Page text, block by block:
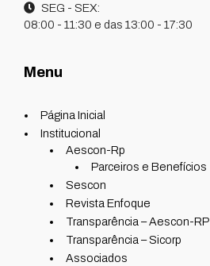
SEG - SEX:
08:00 - 11:30 e das 13:00 - 17:30
Menu
Página Inicial
Institucional
Aescon-Rp
Parceiros e Benefícios
Sescon
Revista Enfoque
Transparência – Aescon-RP
Transparência – Sicorp
Associados